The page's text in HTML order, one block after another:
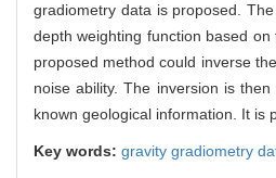
gradiometry data is proposed.
depth weighting function based
proposed method could inverse
noise ability. The inversion is
known geological information. It is
Key words: gravity gradiometry